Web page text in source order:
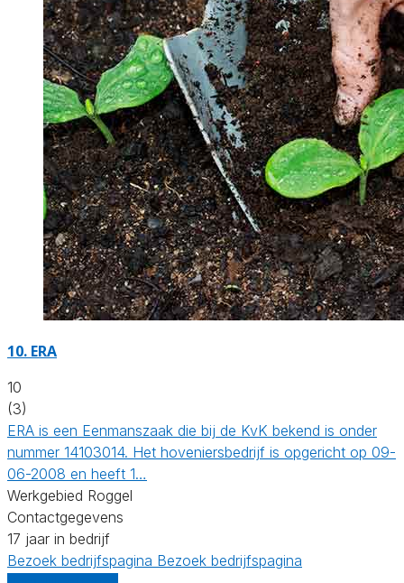
10. ERA
10
(3)
ERA is een Eenmanszaak die bij de KvK bekend is onder
nummer 14103014. Het hoveniersbedrijf is opgericht op 09-
06-2008 en heeft 1…
Werkgebied Roggel
Contactgegevens
17 jaar in bedrijf
Bezoek bedrijfspagina Bezoek bedrijfspagina